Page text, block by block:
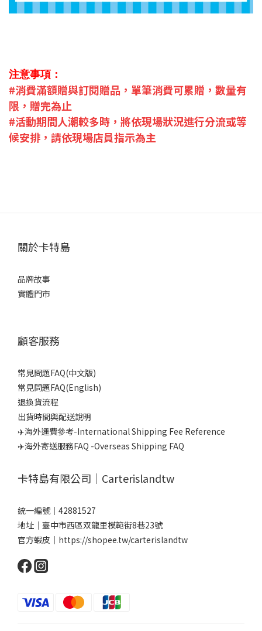
注意事項：
#消費滿額贈與訂閱贈品，單筆消費可累贈，數量有
限，贈完為止
#活動期間人潮較多時，將依現場狀況進行分流或等
候安排，請依現場店員指示為主
關於卡特島
品牌故事
實體門市
顧客服務
常見問題FAQ(中文版)
常見問題FAQ(English)
退換貨流程
出貨時間與配送說明
✈️海外運費參考-International Shipping Fee Reference
✈️海外寄送服務FAQ -Overseas Shipping FAQ
卡特島有限公司｜Carterislandtw
統一編號｜42881527
地址｜臺中市西區双龍里模範街8巷23號
官方蝦皮｜ https://shopee.tw/carterislandtw